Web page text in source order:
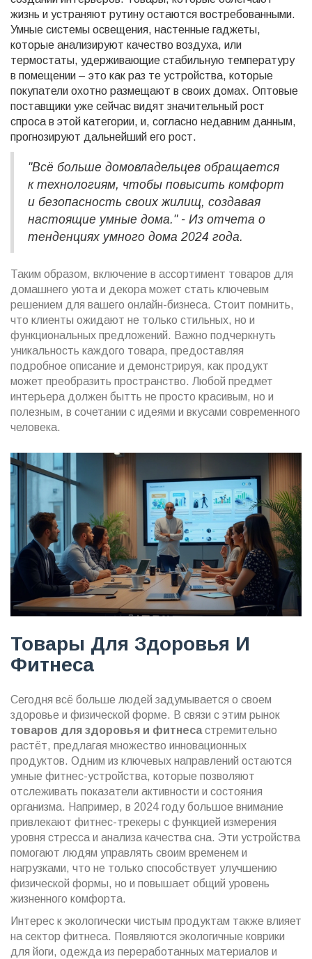
жизнь и устраняют рутину остаются востребованными.
Умные системы освещения, настенные гаджеты,
которые анализируют качество воздуха, или
термостаты, удерживающие стабильную температуру
в помещении – это как раз те устройства, которые
покупатели охотно размещают в своих домах. Оптовые
поставщики уже сейчас видят значительный рост
спроса в этой категории, и, согласно недавним данным,
прогнозируют дальнейший его рост.
"Всё больше домовладельцев обращается
к технологиям, чтобы повысить комфорт
и безопасность своих жилищ, создавая
настоящие умные дома." - Из отчета о
тенденциях умного дома 2024 года.
Таким образом, включение в ассортимент товаров для
домашнего уюта и декора может стать ключевым
решением для вашего онлайн-бизнеса. Стоит помнить,
что клиенты ожидают не только стильных, но и
функциональных предложений. Важно подчеркнуть
уникальность каждого товара, предоставляя
подробное описание и демонстрируя, как продукт
может преобразить пространство. Любой предмет
интерьера должен бытть не просто красивым, но и
полезным, в сочетании с идеями и вкусами современного
человека.
Товары Для Здоровья И
Фитнеса
Сегодня всё больше людей задумывается о своем
здоровье и физической форме. В связи с этим рынок
товаров для здоровья и фитнесастремительно
растёт, предлагая множество инновационных
продуктов. Одним из ключевых направлений остаются
умные фитнес-устройства, которые позволяют
отслеживать показатели активности и состояния
организма. Например, в 2024 году большое внимание
привлекают фитнес-трекеры с функцией измерения
уровня стресса и анализа качества сна. Эти устройства
помогают людям управлять своим временем и
нагрузками, что не только способствует улучшению
физической формы, но и повышает общий уровень
жизненного комфорта.
Интерес к экологически чистым продуктам также влияет
на сектор фитнеса. Появляются экологичные коврики
для йоги, одежда из переработанных материалов и